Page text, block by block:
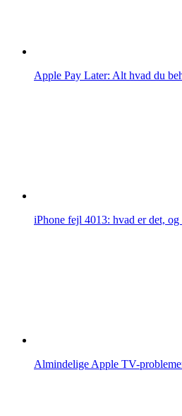
Apple Pay Later: Alt hvad du
iPhone fejl 4013: hvad er det,
Almindelige Apple TV-